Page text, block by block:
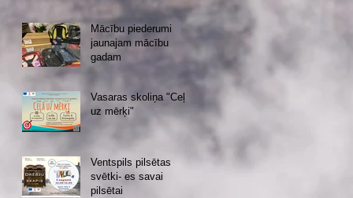
Mācību piederumi
jaunajam mācību
gadam
Vasaras skoliņa "Ceļā
uz mērķi"
Ventspils pilsētas
svētki- es savai
pilsētai